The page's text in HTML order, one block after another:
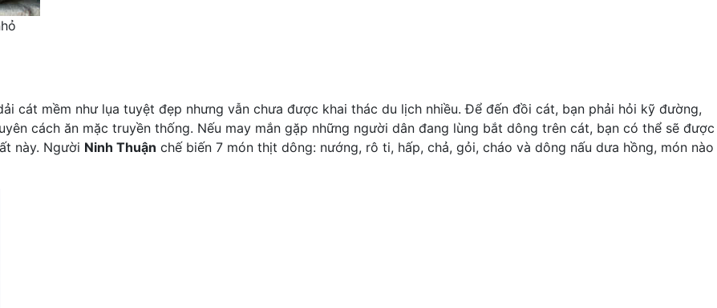
cát mềm như lụa tuyệt đẹp nhưng vẫn chưa được khai thác du lịch nhiều. Để đến đồi cát, bạn phải hỏi kỹ đường,
cách ăn mặc truyền thống. Nếu may mắn gặp những người dân đang lùng bắt dông trên cát, bạn có thể sẽ được
này. Người Ninh Thuận chế biến 7 món thịt dông: nướng, rô ti, hấp, chả, gỏi, cháo và dông nấu dưa hồng, món nào